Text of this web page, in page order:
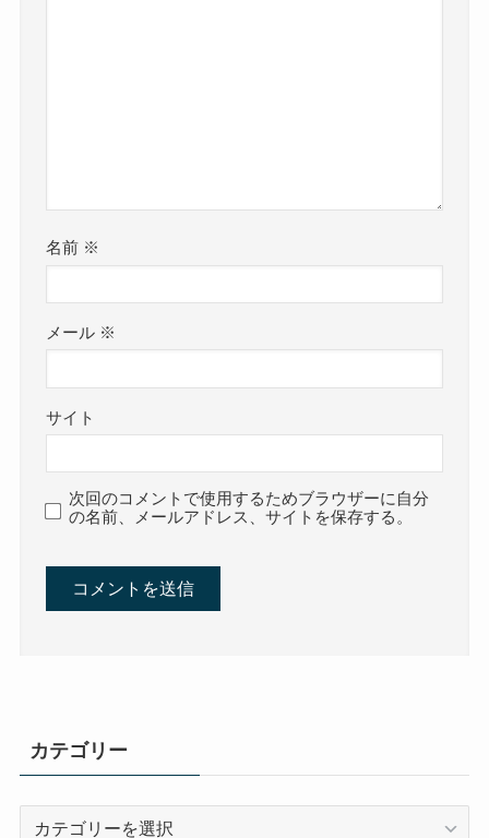
名前 ※
メール ※
サイト
次回のコメントで使用するためブラウザーに自分
の名前、メールアドレス、サイトを保存する。
カテゴリー